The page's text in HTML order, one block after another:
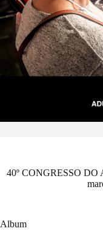
40º CONGRESSO
Album